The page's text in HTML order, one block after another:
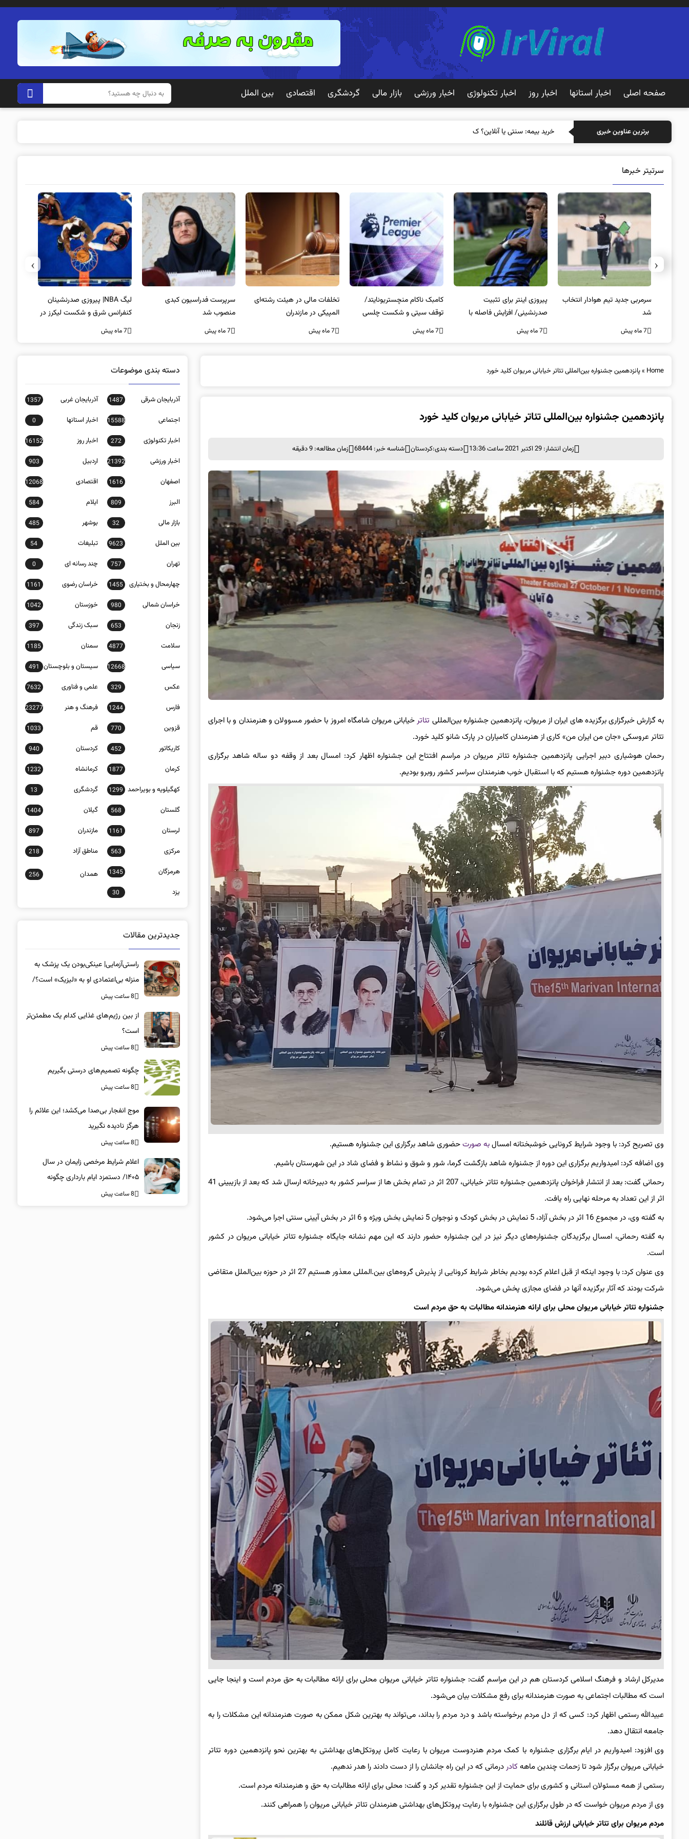
صفحه اصلی اخبار استانها اخبار روز اخبار تکنولوژی اخبار ورزشی بازار مالی گردشگری اقتصادی بین الملل
برترین عناوین خبری خرید بیمه: سنتی یا آنلاین؟ کدامیک تجربه بهتری برای مشتریان ایجاد
سرتیتر خبرها
سرمربی جدید تیم هوادار انتخاب
شد
7 ماه پیش
پیروزی اینتر برای تثبیت
صدرنشینی/ افزایش فاصله با
ناپولی
7 ماه پیش
کامبک ناکام منچستریونایتد/
توقف سیتی و شکست چلسی
7 ماه پیش
تخلفات مالی در هیئت رشته‌ای
المپیکی در مازندران
7 ماه پیش
سرپرست فدراسیون کبدی
منصوب شد
7 ماه پیش
لیگ NBA| پیروزی صدرنشینان
کنفرانس شرق و شکست لیکرز در
غیاب جیمز
7 ماه پیش
‹
›
Home
»پانزدهمین جشنواره بین‌المللی تئاتر خیابانی مریوان کلید خورد
پانزدهمین جشنواره بین‌المللی تئاتر خیابانی مریوان کلید خورد
زمان انتشار: 29 اکتبر 2021 ساعت 13:36 دسته بندی:کردستان شناسه خبر: 68444 زمان مطالعه: 9 دقیقه
به گزارش خبرگزاری برگزیده های ایران از مریوان، پانزدهمین جشنواره بین‌المللی تئاترخیابانی مریوان شامگاه امروز با حضور مسوولان و هنرمندان و با اجرای
تئاتر عروسکی «جان من ایران من» کاری از هنرمندان کامیاران در پارک شانو کلید خورد.
رحمان هوشیاری دبیر اجرایی پانزدهمین جشنواره تئاتر مریوان در مراسم افتتاح این جشنواره اظهار کرد: امسال بعد از وقفه دو ساله شاهد برگزاری
پانزدهمین دوره جشنواره هستیم که با استقبال خوب هنرمندان سراسر کشور روبرو بودیم.
وی تصریح کرد: با وجود شرایط کرونایی خوشبختانه امسالبه صورتحضوری شاهد برگزاری این جشنواره هستیم.
وی اضافه کرد: امیدواریم برگزاری این دوره از جشنواره شاهد بازگشت گرما، شور و شوق و نشاط و فضای شاد در این شهرستان باشیم.
رحمانی گفت: بعد از انتشار فراخوان پانزدهمین جشنواره تئاتر خیابانی، 207 اثر در تمام بخش ها از سراسر کشور به دبیرخانه ارسال شد که بعد از بازیبینی 41
اثر از این تعداد به مرحله نهایی راه یافت.
به گفته وی، در مجموع 16 اثر در بخش آزاد، 5 نمایش در بخش کودک و نوجوان 5 نمایش بخش ویژه و 6 اثر در بخش آیینی سنتی اجرا می‌شود.
به گفته رحمانی، امسال برگزیدگان جشنواره‌های دیگر نیز در این جشنواره حضور دارند که این مهم نشانه جایگاه جشنواره تئاتر خیابانی مریوان در کشور
است.
وی عنوان کرد: با وجود اینکه از قبل اعلام کرده بودیم بخاطر شرایط کرونایی از پذیرش گروه‌های بین.المللی معذور هستیم 27 اثر در حوزه بین‌الملل متقاضی
شرکت بودند که آثار برگزیده آنها در فضای مجازی پخش می‌شود.
جشنواره تئاتر خیابانی مریوان محلی برای ارائه هنرمندانه مطالبات به حق مردم است
مدیرکل ارشاد و فرهنگ اسلامی کردستان هم در این مراسم گفت: جشنواره تئاتر خیابانی مریوان محلی برای ارائه مطالبات به حق مردم است و اینجا جایی
است که مطالبات اجتماعی به صورت هنرمندانه برای رفع مشکلات بیان می‌شود.
عبیدالله رستمی اظهار کرد: کسی که از دل مردم برخواسته باشد و درد مردم را بداند، می‌تواند به بهترین شکل ممکن به صورت هنرمندانه این مشکلات را به
جامعه انتقال دهد.
وی افزود: امیدواریم در ایام برگزاری جشنواره با کمک مردم هنردوست مریوان با رعایت کامل پروتکل‌های بهداشتی به بهترین نحو پانزدهمین دوره تئاتر
خیابانی مریوان برگزار شود تا زحمات چندین ماههکادردرمانی که در این راه جانشان را از دست دادند را هدر ندهیم.
رستمی از همه مسئولان استانی و کشوری برای حمایت از این جشنواره تقدیر کرد و گفت: محلی برای ارائه مطالبات به حق و هنرمندانه مردم است.
وی از مردم مریوان خواست که در طول برگزاری این جشنواره با رعایت پروتکل‌های بهداشتی هنرمندان تئاتر خیابانی مریوان را همراهی کنند.
مردم مریوان برای تئاتر خیابانی ارزش قائلند
دسته بندی موضوعات
آذربایجان شرقی 1487 آذربایجان غربی 1357
اجتماعی 15588 اخبار استانها 0
اخبار تکنولوژی 272 اخبار روز 16152
اخبار ورزشی 21392 اردبیل 903
اصفهان 1616 اقتصادی 12068
البرز 809 ایلام 584
بازار مالی 32 بوشهر 485
بین الملل 9623 تبلیغات 54
تهران 757 چند رسانه ای 0
چهارمحال و بختیاری 1455 خراسان رضوی 1161
خراسان شمالی 980 خوزستان 1042
زنجان 653 سبک زندگی 397
سلامت 4877 سمنان 1185
سیاسی 12668 سیستان و بلوچستان 491
عکس 329 علمی و فناوری 7632
فارس 1244 فرهنگ و هنر 23277
قزوین 770 قم 1033
کاریکاتور 452 کردستان 940
کرمان 1877 کرمانشاه 1232
کهگیلویه و بویراحمد 1299 گردشگری 13
گلستان 568 گیلان 1404
لرستان 1161 مازندران 897
مرکزی 563 مناطق آزاد 218
هرمزگان 1345 همدان 256
یزد 30
جدیدترین مقالات
راستی‌آزمایی| عینکی‌بودن یک پزشک به
منزله بی‌اعتمادی او به «لیزیک» است؟/
جراحان، چشم فرزندان خود را لیزیک
می‌کنند؟
8 ساعت پیش
از بین رژیم‌های غذایی کدام یک مطمئن‌تر
است؟‌
8 ساعت پیش
چگونه تصمیم‌های درستی بگیریم
8 ساعت پیش
موج انفجار بی‌صدا می‌کشد؛ این علائم را
هرگز نادیده نگیرید
8 ساعت پیش
اعلام شرایط مرخصی زایمان در سال
۱۴۰۵/ دستمزد ایام بارداری چگونه
پرداخت می‌شود؟
8 ساعت پیش